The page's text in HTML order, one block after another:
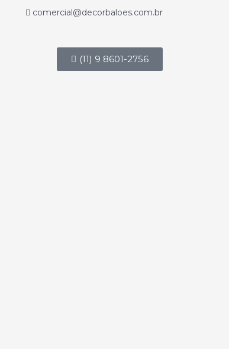
comercial@decorbaloes.com.br
(11) 9 8601-2756